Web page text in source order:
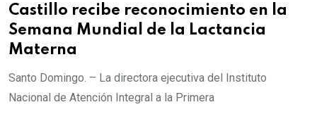
Castillo recibe reconocimiento en la
Semana Mundial de la Lactancia
Materna
Santo Domingo. – La directora ejecutiva del Instituto
Nacional de Atención Integral a la Primera